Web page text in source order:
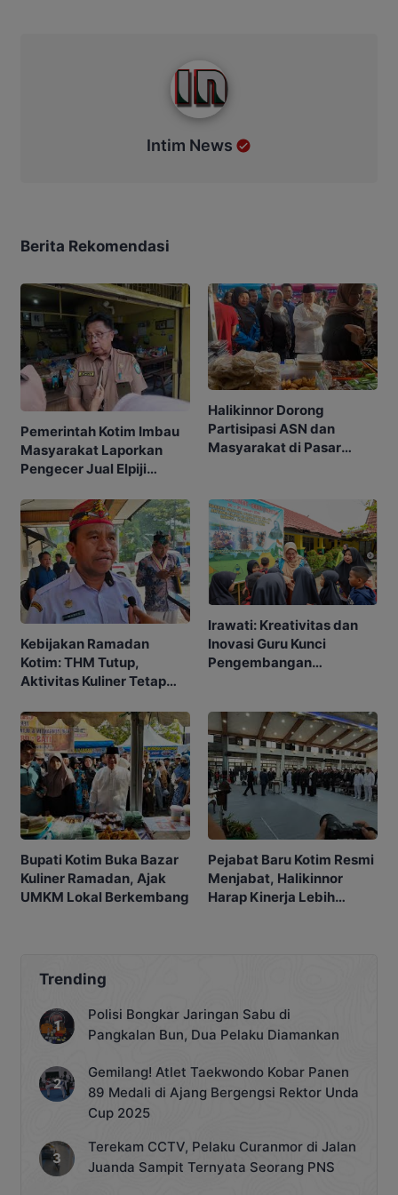
Intim News
Berita Rekomendasi
Pemerintah Kotim Imbau
Masyarakat Laporkan
Pengecer Jual Elpiji
Halikinnor Dorong
Partisipasi ASN dan
Masyarakat di Pasar
Kebijakan Ramadan
Kotim: THM Tutup,
Aktivitas Kuliner Tetap
Irawati: Kreativitas dan
Inovasi Guru Kunci
Pengembangan
Bupati Kotim Buka Bazar
Kuliner Ramadan, Ajak
UMKM Lokal Berkembang
Pejabat Baru Kotim Resmi
Menjabat, Halikinnor
Harap Kinerja Lebih
Trending
Polisi Bongkar Jaringan Sabu di
Pangkalan Bun, Dua Pelaku Diamankan
Gemilang! Atlet Taekwondo Kobar Panen
89 Medali di Ajang Bergengsi Rektor Unda
Cup 2025
Terekam CCTV, Pelaku Curanmor di Jalan
Juanda Sampit Ternyata Seorang PNS